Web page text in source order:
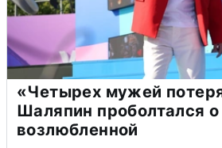
«Четырех мужей
Шаляпин проболтался о
возлюбленной